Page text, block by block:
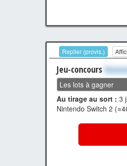
Replier (provis.)
Jeu-concours
Les lots à gagner
Au tirage au sort : 3
Nintendo Switch 2